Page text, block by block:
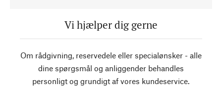
Vi hjælper dig gerne
Om rådgivning, reservedele eller specialønsker - alle
dine spørgsmål og anliggender behandles
personligt og grundigt af vores kundeservice.